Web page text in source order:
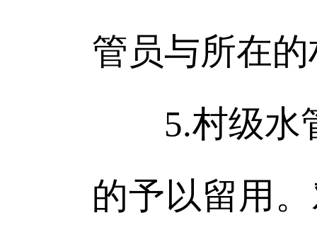
管员与所在
5.村级水管
的予以留用